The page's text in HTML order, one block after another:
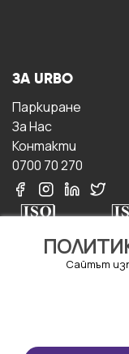
Сайтът
ЗА URBO
Паркиране
За Hас
Контакти
0700 70 270
Правила и